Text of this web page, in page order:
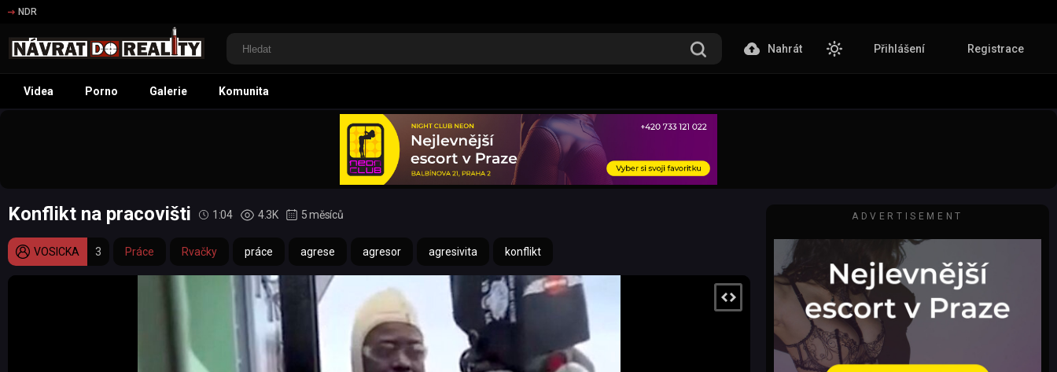
NDR
Nahrát Přihlášení Registrace
Videa Porno Galerie Komunita
Konflikt na pracovišti 1:04 4.3K 5 měsíců
VOSICKA 3 Práce Rvačky práce agrese agresor agresivita konflikt
ADVERTISEMENT